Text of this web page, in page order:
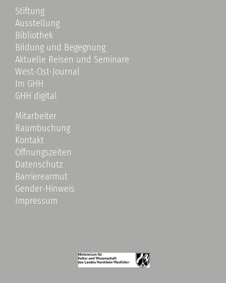
Stiftung
Ausstellung
Bibliothek
Bildung und Begegnung
Aktuelle Reisen und Seminare
West-Ost-Journal
Im GHH
GHH digital
Mitarbeiter
Raumbuchung
Kontakt
Öffnungszeiten
Datenschutz
Barrierearmut
Gender-Hinweis
Impressum